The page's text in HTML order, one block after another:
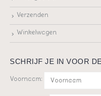
Verzenden
Winkelwagen
SCHRIJF JE IN VOOR
Voornaam: